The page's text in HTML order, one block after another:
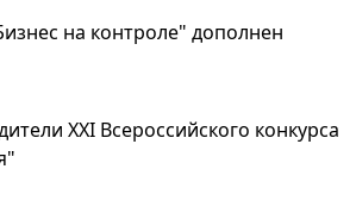
на контроле" дополнен
XXI Всероссийского конкурса